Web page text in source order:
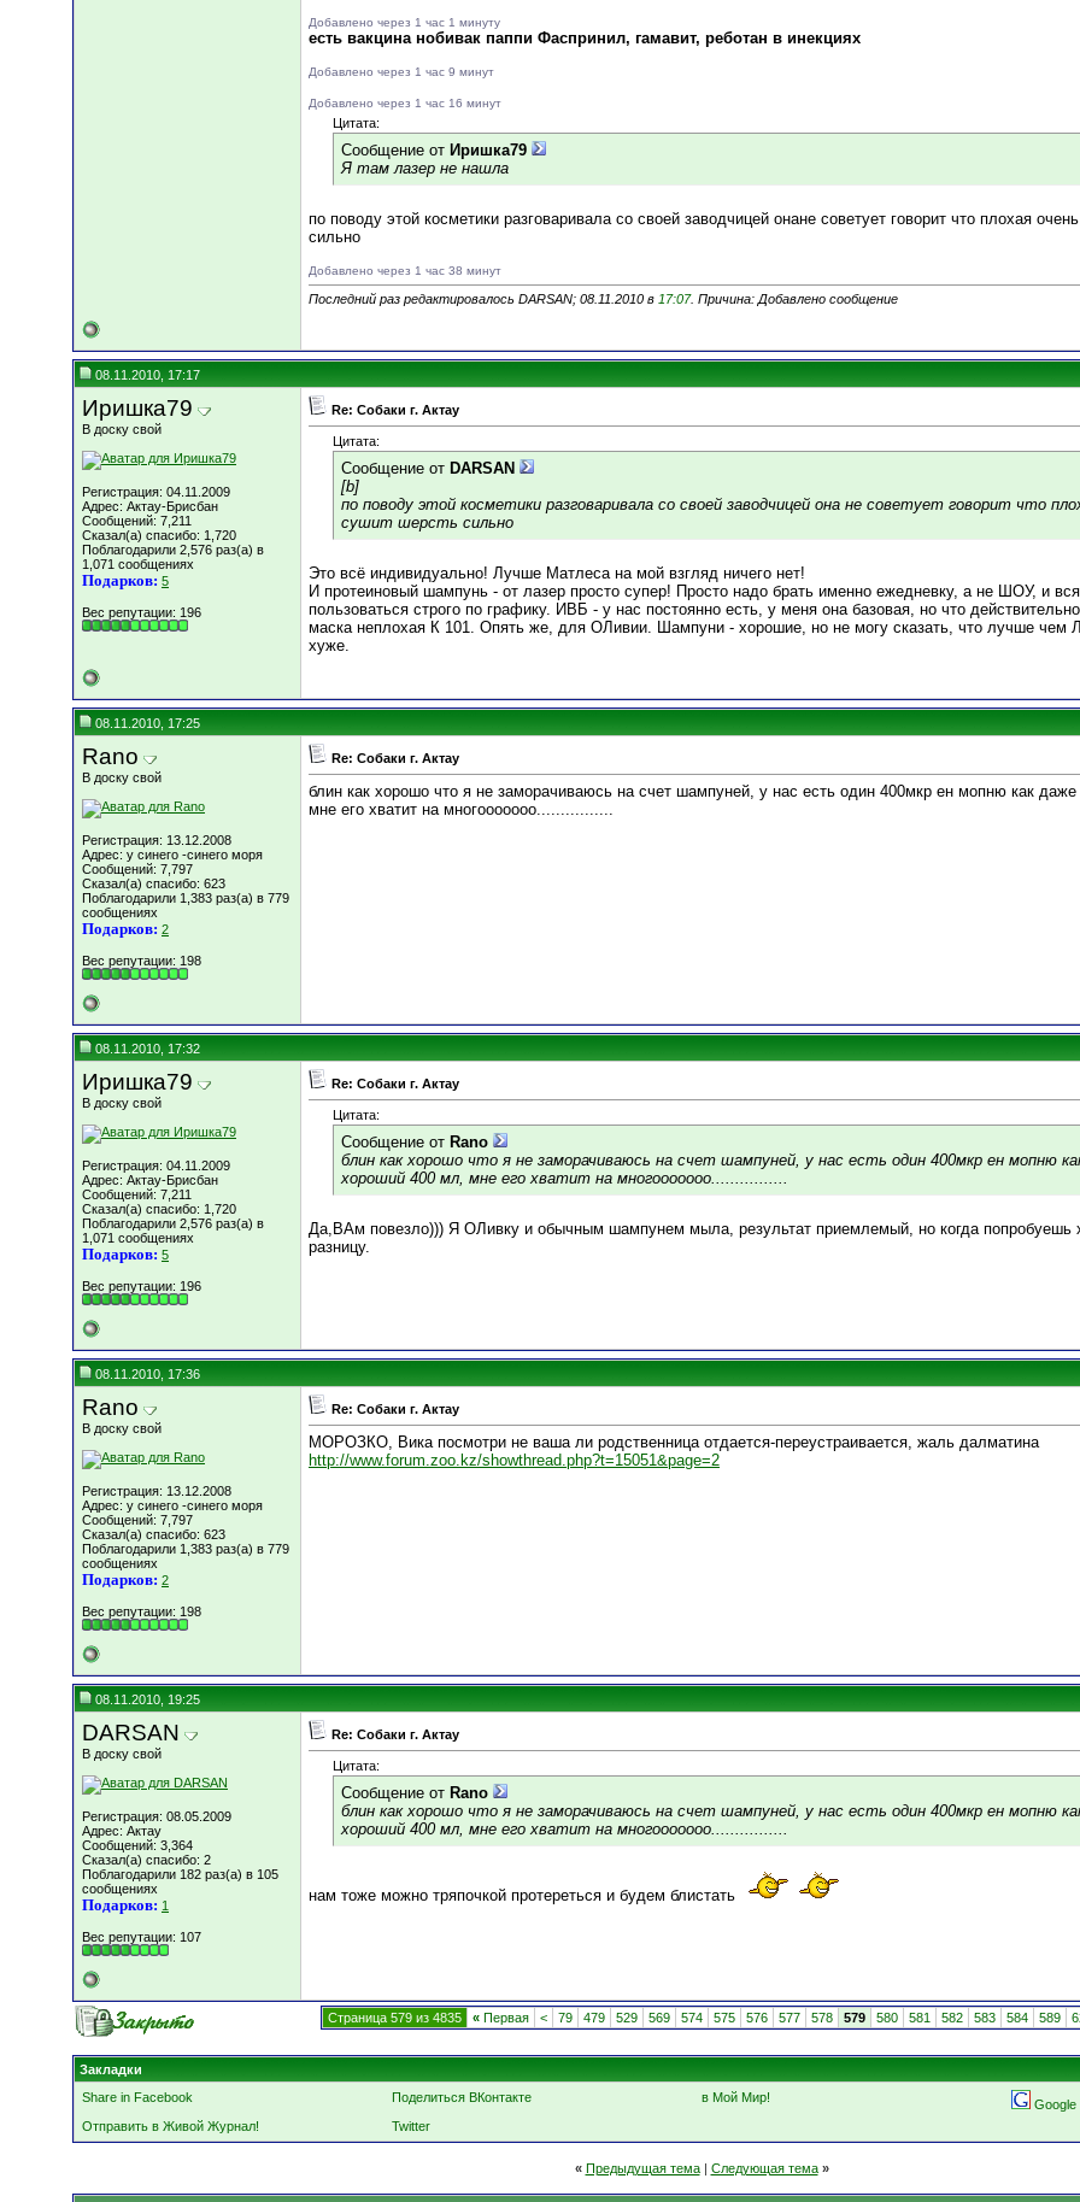
Добавлено через 1 час 1 минуту
есть вакцина нобивак паппи Фаспринил, гамавит, реботан в инекциях
Добавлено через 1 час 9 минут
Добавлено через 1 час 16 минут
Цитата:
Сообщение от Иришка79
Я там лазер не нашла
по поводу этой косметики разговаривала со своей заводчицей онане советует говорит что плохая
сильно
Добавлено через 1 час 38 минут
Последний раз редактировалось DARSAN; 08.11.2010 в 17:07. Причина: Добавлено сообщение
08.11.2010, 17:17
Иришка79
В доску свой
Регистрация: 04.11.2009
Адрес: Актау-Брисбан
Сообщений: 7,211
Сказал(а) спасибо: 1,720
Поблагодарили 2,576 раз(а) в
1,071 сообщениях
Подарков: 5
Вес репутации: 196
Re: Собаки г. Актау
Цитата:
Сообщение от DARSAN
[b]
по поводу этой косметики разговаривала со своей заводчицей она не советует говорит что
сушит шерсть сильно
Это всё индивидуально! Лучше Матлеса на мой взгляд ничего нет!
И протеиновый шампунь - от лазер просто супер! Просто надо брать именно ежедневку, а не ШОУ, и
пользоваться строго по графику. ИВБ - у нас постоянно есть, у меня она базовая, но что
маска неплохая К 101. Опять же, для ОЛивии. Шампуни - хорошие, но не могу сказать, что лучше чем
хуже.
08.11.2010, 17:25
Rano
В доску свой
Регистрация: 13.12.2008
Адрес: у синего -синего моря
Сообщений: 7,797
Сказал(а) спасибо: 623
Поблагодарили 1,383 раз(а) в 779
сообщениях
Подарков: 2
Вес репутации: 198
Re: Собаки г. Актау
блин как хорошо что я не заморачиваюсь на счет шампуней, у нас есть один 400мкр ен мопню как
мне его хватит на многооооооо................
08.11.2010, 17:32
Иришка79
В доску свой
Регистрация: 04.11.2009
Адрес: Актау-Брисбан
Сообщений: 7,211
Сказал(а) спасибо: 1,720
Поблагодарили 2,576 раз(а) в
1,071 сообщениях
Подарков: 5
Вес репутации: 196
Re: Собаки г. Актау
Цитата:
Сообщение от Rano
блин как хорошо что я не заморачиваюсь на счет шампуней, у нас есть один 400мкр ен мопню
хороший 400 мл, мне его хватит на многооооооо................
Да,ВАм повезло))) Я ОЛивку и обычным шампунем мыла, результат приемлемый, но когда попробуешь
разницу.
08.11.2010, 17:36
Rano
В доску свой
Регистрация: 13.12.2008
Адрес: у синего -синего моря
Сообщений: 7,797
Сказал(а) спасибо: 623
Поблагодарили 1,383 раз(а) в 779
сообщениях
Подарков: 2
Вес репутации: 198
Re: Собаки г. Актау
МОРОЗКО, Вика посмотри не ваша ли родственница отдается-переустраивается, жаль далматина
http://www.forum.zoo.kz/showthread.php?t=15051&page=2
08.11.2010, 19:25
DARSAN
В доску свой
Регистрация: 08.05.2009
Адрес: Актау
Сообщений: 3,364
Сказал(а) спасибо: 2
Поблагодарили 182 раз(а) в 105
сообщениях
Подарков: 1
Вес репутации: 107
Re: Собаки г. Актау
Цитата:
Сообщение от Rano
блин как хорошо что я не заморачиваюсь на счет шампуней, у нас есть один 400мкр ен мопню
хороший 400 мл, мне его хватит на многооооооо................
нам тоже можно тряпочкой протереться и будем блистать
Страница 579 из 4835 « Первая < 79 479 529 569 574 575 576 577 578 579 580 581 582 583 584 589
Закладки
Share in Facebook
Поделиться ВКонтакте в Мой Мир!
Google
Отправить в Живой Журнал!
Twitter
« Предыдущая тема| Следующая тема »